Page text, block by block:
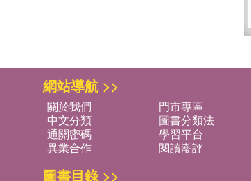
網站導航 >>
關於我們 門市專區
中文分類
圖書分類法
通關密碼
學習平台
異業合作
閱讀潮評
圖書目錄 >>